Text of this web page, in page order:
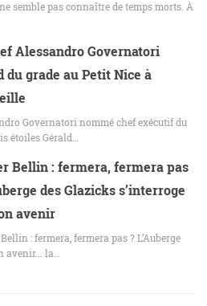
semble pas connaître de temps morts. À
Alessandro Governatori
du grade au Petit Nice à
Governatori nommé chef exécutif du
étoiles Gérald…
Bellin : fermera, fermera pas
des Glazicks s’interroge
avenir
: fermera, fermera pas ? L’Auberge
avenir... la…